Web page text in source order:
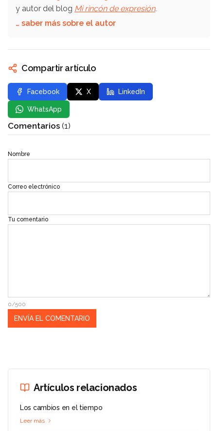
y autor del blog Mi rincón de expresión.
… saber más sobre el autor
Compartir artículo
Facebook X LinkedIn
WhatsApp
Comentarios (1)
Nombre
Correo electrónico
Tu comentario
0/500
Artículos relacionados
Los cambios en el tiempo
Leer más